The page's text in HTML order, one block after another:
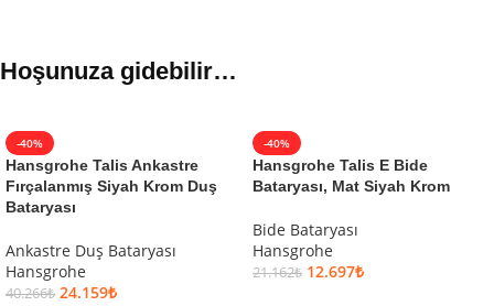
Hoşunuza gidebilir…
-40%
Hansgrohe Talis Ankastre
Fırçalanmış Siyah Krom Duş
Bataryası
Ankastre Duş Bataryası
Hansgrohe
40.266₺ 24.159₺
-40%
Hansgrohe Talis E Bide
Bataryası, Mat Siyah Krom
Bide Bataryası
Hansgrohe
21.162₺ 12.697₺